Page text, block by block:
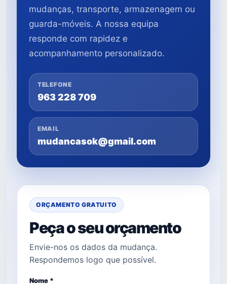
mudanças, transporte, armazenagem ou
guarda-móveis. A nossa equipa
responde com rapidez e
acompanhamento personalizado.
TELEFONE
963 228 709
EMAIL
mudancasok@gmail.com
ORÇAMENTO GRATUITO
Peça o seu orçamento
Envie-nos os dados da mudança.
Respondemos logo que possível.
Nome *